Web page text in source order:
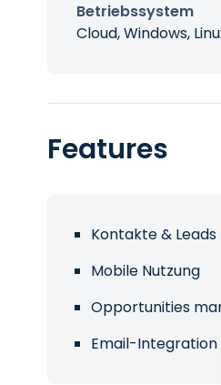
Betriebssystem
Cloud, Windows,
Features
Kontakte &
Mobile Nutzung
Opportunities
Email-Integration